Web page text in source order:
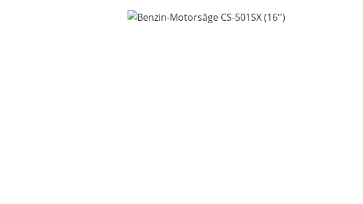
Bildergalerie überspringen